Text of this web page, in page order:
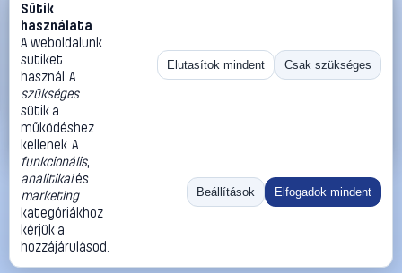
#3050918
Blickle 938886 B-POTH 125G-FA-FS Acéllemez rögzített
görgő KerékØ: 125 mm Teherbírás (max.): 250 kg 1 db
Blickle Görgők, kerekek
36 990 Ft
Kosárba
«
Ugrás:
Méret:
Rendezés:
©2026
ThermoScope
ÁSZF
Cégbemutató
Sütik
használata
A weboldalunk
sütiket
használ. A
szükséges
sütik a
működéshez
kellenek. A
funkcionális,
analitikaiés
marketing
kategóriákhoz
kérjük a
hozzájárulásod.
Elutasítok mindent Csak szükséges
Beállítások Elfogadok mindent